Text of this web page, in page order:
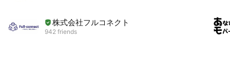
株式会社フルコネクト
942 friends